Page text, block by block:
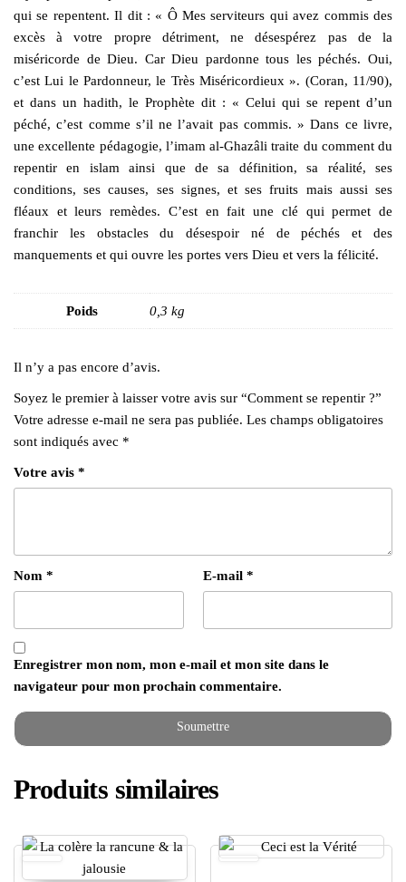
qui se repentent. Il dit : « Ô Mes serviteurs qui avez commis des
excès à votre propre détriment, ne désespérez pas de la
miséricorde de Dieu. Car Dieu pardonne tous les péchés. Oui,
c’est Lui le Pardonneur, le Très Miséricordieux ». (Coran, 11/90),
et dans un hadith, le Prophète dit : « Celui qui se repent d’un
péché, c’est comme s’il ne l’avait pas commis. » Dans ce livre,
une excellente pédagogie, l’imam al-Ghazâli traite du comment du
repentir en islam ainsi que de sa définition, sa réalité, ses
conditions, ses causes, ses signes, et ses fruits mais aussi ses
fléaux et leurs remèdes. C’est en fait une clé qui permet de
franchir les obstacles du désespoir né de péchés et des
manquements et qui ouvre les portes vers Dieu et vers la félicité.
Poids 0,3 kg
Il n’y a pas encore d’avis.
Soyez le premier à laisser votre avis sur “Comment se repentir ?”
Votre adresse e-mail ne sera pas publiée. Les champs obligatoires
sont indiqués avec *
Votre avis *
Nom * E-mail *
Enregistrer mon nom, mon e-mail et mon site dans le
navigateur pour mon prochain commentaire.
Produits similaires